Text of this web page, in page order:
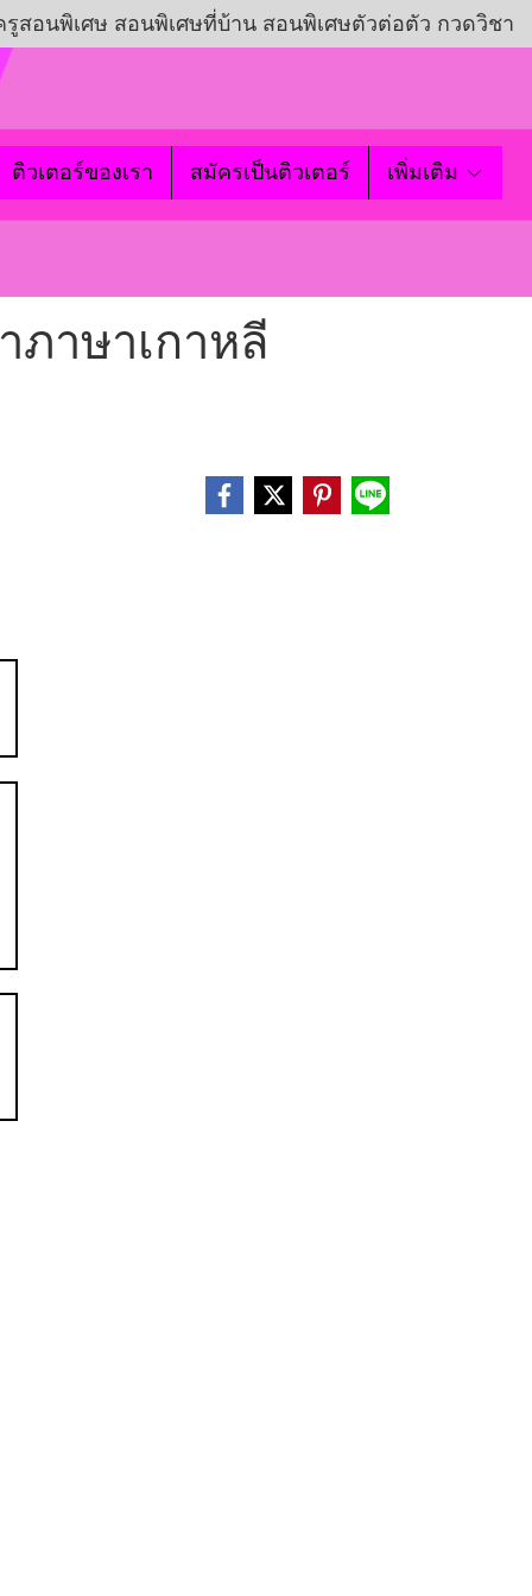
รูสอนพิเศษ สอนพิเศษที่บ้าน สอนพิเศษตัวต่อตัว กวดวิชา
ติวเตอร์ของเรา สมัครเป็นติวเตอร์ เพิ่มเติม
าษาเกาหลี